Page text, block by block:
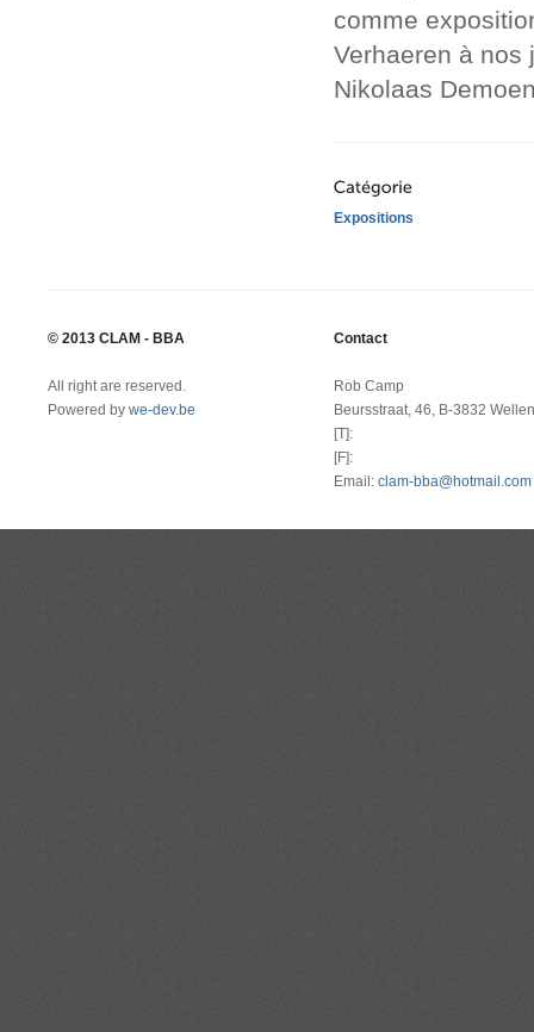
comme
Verhaeren à nos
Nikolaas
Expositions
© 2013 CLAM - BBA
All right are reserved.
Powered by we-dev.be
Contact
Rob Camp
Beursstraat, 46, B-3832 Wellen
[T]:
[F]:
Email: clam-bba@hotmail.com